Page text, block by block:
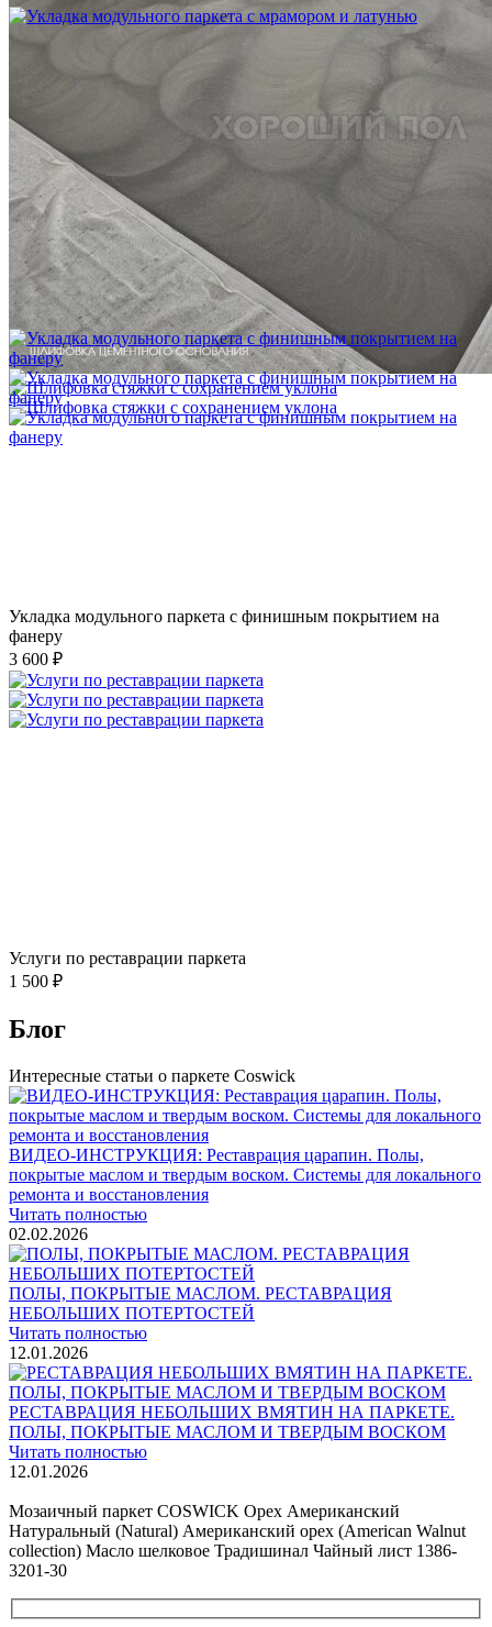
Укладка модульного паркета с мрамором и латунью
3 500 ₽
Укладка модульного паркета с финишным покрытием на
фанеру
3 600 ₽
Услуги по реставрации паркета
1 500 ₽
Блог
Интересные статьи о паркете Coswick
ВИДЕО-ИНСТРУКЦИЯ: Реставрация царапин. Полы,
покрытые маслом и твердым воском. Системы для локального
ремонта и восстановления
Читать полностью
02.02.2026
ПОЛЫ, ПОКРЫТЫЕ МАСЛОМ. РЕСТАВРАЦИЯ
НЕБОЛЬШИХ ПОТЕРТОСТЕЙ
Читать полностью
12.01.2026
РЕСТАВРАЦИЯ НЕБОЛЬШИХ ВМЯТИН НА ПАРКЕТЕ.
ПОЛЫ, ПОКРЫТЫЕ МАСЛОМ И ТВЕРДЫМ ВОСКОМ
Читать полностью
12.01.2026
Мозаичный паркет COSWICK Орех Американский
Натуральный (Natural) Американский орех (American Walnut
collection) Масло шелковое Традишинал Чайный лист 1386-
3201-30